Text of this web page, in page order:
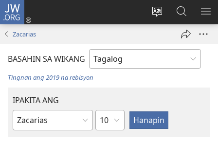
JW.ORG
Baguhin
ng
Mag-
log
bubukas
sa
JW.ORG
Zacarias
BASAHIN SA WIKANG
Tingnan ang 2019 na rebisyon
IPAKITA ANG
Aklat
Kabanata